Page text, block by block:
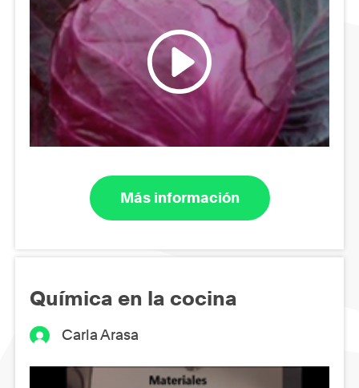
Más información
Química en la cocina
Carla Arasa